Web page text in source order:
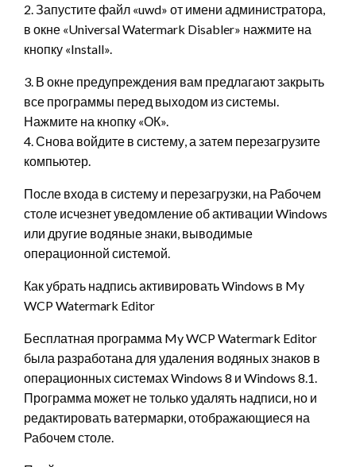
2. Запустите файл «uwd» от имени администратора,
в окне «Universal Watermark Disabler» нажмите на
кнопку «Install».
3. В окне предупреждения вам предлагают закрыть
все программы перед выходом из системы.
Нажмите на кнопку «ОК».
4. Снова войдите в систему, а затем перезагрузите
компьютер.
После входа в систему и перезагрузки, на Рабочем
столе исчезнет уведомление об активации Windows
или другие водяные знаки, выводимые
операционной системой.
Как убрать надпись активировать Windows в My
WCP Watermark Editor
Бесплатная программа My WCP Watermark Editor
была разработана для удаления водяных знаков в
операционных системах Windows 8 и Windows 8.1.
Программа может не только удалять надписи, но и
редактировать ватермарки, отображающиеся на
Рабочем столе.